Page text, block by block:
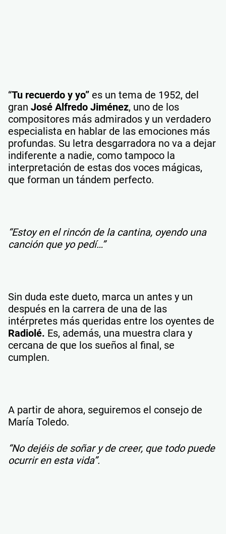
“Tu recuerdo y yo” es un tema de 1952, del
gran José Alfredo Jiménez, uno de los
compositores más admirados y un verdadero
especialista en hablar de las emociones más
profundas. Su letra desgarradora no va a dejar
indiferente a nadie, como tampoco la
interpretación de estas dos voces mágicas,
que forman un tándem perfecto.
“Estoy en el rincón de la cantina, oyendo una
canción que yo pedí…”
Sin duda este dueto, marca un antes y un
después en la carrera de una de las
intérpretes más queridas entre los oyentes de
Radiolé. Es, además, una muestra clara y
cercana de que los sueños al final, se
cumplen.
A partir de ahora, seguiremos el consejo de
María Toledo.
“No dejéis de soñar y de creer, que todo puede
ocurrir en esta vida”.